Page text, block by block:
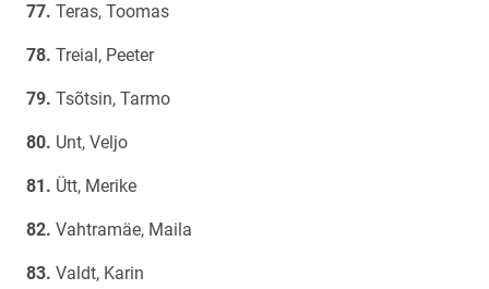
Teras, Toomas
Treial, Peeter
Tsõtsin, Tarmo
Unt, Veljo
Ütt, Merike
Vahtramäe, Maila
Valdt, Karin